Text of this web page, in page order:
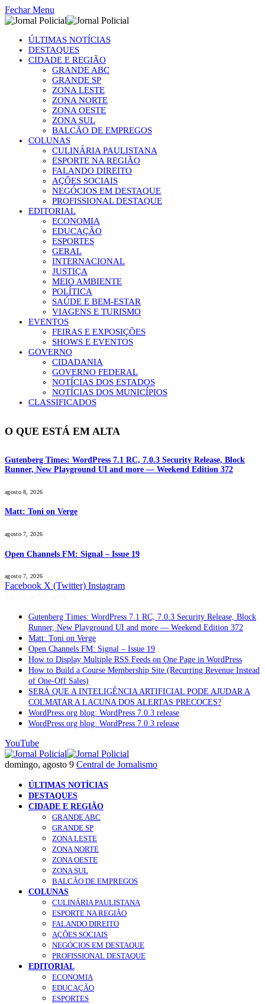
Fechar Menu
ÚLTIMAS NOTÍCIAS
DESTAQUES
CIDADE E REGIÃO
GRANDE ABC
GRANDE SP
ZONA LESTE
ZONA NORTE
ZONA OESTE
ZONA SUL
BALCÃO DE EMPREGOS
COLUNAS
CULINÁRIA PAULISTANA
ESPORTE NA REGIÃO
FALANDO DIREITO
AÇÕES SOCIAIS
NEGÓCIOS EM DESTAQUE
PROFISSIONAL DESTAQUE
EDITORIAL
ECONOMIA
EDUCAÇÃO
ESPORTES
GERAL
INTERNACIONAL
JUSTIÇA
MEIO AMBIENTE
POLÍTICA
SAÚDE E BEM-ESTAR
VIAGENS E TURISMO
EVENTOS
FEIRAS E EXPOSIÇÕES
SHOWS E EVENTOS
GOVERNO
CIDADANIA
GOVERNO FEDERAL
NOTÍCIAS DOS ESTADOS
NOTÍCIAS DOS MUNICÍPIOS
CLASSIFICADOS
O QUE ESTÁ EM ALTA
Gutenberg Times: WordPress 7.1 RC, 7.0.3 Security Release, Block
Runner, New Playground UI and more — Weekend Edition 372
agosto 8, 2026
Matt: Toni on Verge
agosto 7, 2026
Open Channels FM: Signal – Issue 19
agosto 7, 2026
Facebook X (Twitter) Instagram
Gutenberg Times: WordPress 7.1 RC, 7.0.3 Security Release, Block
Runner, New Playground UI and more — Weekend Edition 372
Matt: Toni on Verge
Open Channels FM: Signal – Issue 19
How to Display Multiple RSS Feeds on One Page in WordPress
How to Build a Course Membership Site (Recurring Revenue Instead
of One-Off Sales)
SERÁ QUE A INTELIGÊNCIA ARTIFICIAL PODE AJUDAR A
COLMATAR A LACUNA DOS ALERTAS PRECOCES?
WordPress.org blog: WordPress 7.0.3 release
WordPress.org blog: WordPress 7.0.3 release
YouTube
domingo, agosto 9 Central de Jornalismo
ÚLTIMAS NOTÍCIAS
DESTAQUES
CIDADE E REGIÃO
GRANDE ABC
GRANDE SP
ZONA LESTE
ZONA NORTE
ZONA OESTE
ZONA SUL
BALCÃO DE EMPREGOS
COLUNAS
CULINÁRIA PAULISTANA
ESPORTE NA REGIÃO
FALANDO DIREITO
AÇÕES SOCIAIS
NEGÓCIOS EM DESTAQUE
PROFISSIONAL DESTAQUE
EDITORIAL
ECONOMIA
EDUCAÇÃO
ESPORTES